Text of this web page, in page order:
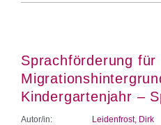
Sprachförderung für
Kindergartenjahr –
Autor/in:
Leidenfrost, Dirk